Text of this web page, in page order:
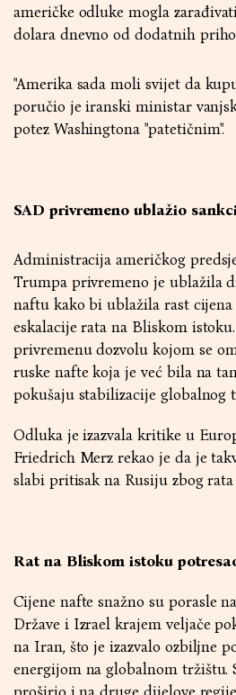
američke odluke mogla
dolara dnevno od dodatnih
"Amerika sada moli svijet da
poručio je iranski ministar
potez Washingtona "patetičnim".
SAD privremeno ublažio
Administracija američkog
Trumpa privremeno je ublažila
naftu kako bi ublažila rast cijena
eskalacije rata na Bliskom
privremenu dozvolu kojom se
ruske nafte koja je već bila na
pokušaju stabilizacije globalnog
Odluka je izazvala kritike u
Friedrich Merz rekao je da je
slabi pritisak na Rusiju zbog
Rat na Bliskom istoku
Cijene nafte snažno su porasle
Države i Izrael krajem veljače
na Iran, što je izazvalo ozbiljne
energijom na globalnom tržištu.